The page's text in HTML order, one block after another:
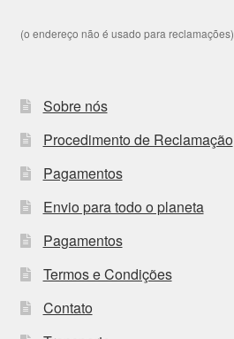
(o endereço não é usado para reclamações)
Sobre nós
Procedimento de Reclamação
Pagamentos
Envio para todo o planeta
Pagamentos
Termos e Condições
Contato